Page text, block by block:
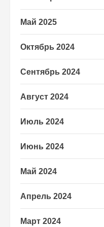
Май 2025
Октябрь 2024
Сентябрь 2024
Август 2024
Июль 2024
Июнь 2024
Май 2024
Апрель 2024
Март 2024